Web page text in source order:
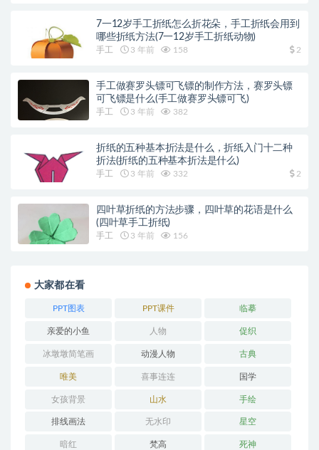
7一12岁手工折纸怎么折花朵，手工折纸会用到
哪些折纸方法(7一12岁手工折纸动物)
手工 3 年前 158 2
手工做赛罗头镖可飞镖的制作方法，赛罗头镖
可飞镖是什么(手工做赛罗头镖可飞)
手工 3 年前 382
折纸的五种基本折法是什么，折纸入门十二种
折法(折纸的五种基本折法是什么)
手工 3 年前 332 2
四叶草折纸的方法步骤，四叶草的花语是什么
(四叶草手工折纸)
手工 3 年前 156
大家都在看
PPT图表 PPT课件 临摹
亲爱的小鱼 人物 促织
冰墩墩简笔画 动漫人物 古典
唯美 喜事连连 国学
女孩背景 山水 手绘
排线画法 无水印 星空
暗红 梵高 死神